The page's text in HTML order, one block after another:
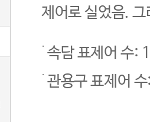
제어로 실었음.
속담 표제어 수:
관용구 표제어